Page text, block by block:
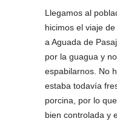
Llegamos al
hicimos el viaje
a Aguada de
por la guagua y
espabilarnos. No
estaba todavía
porcina, por lo
bien controlada y